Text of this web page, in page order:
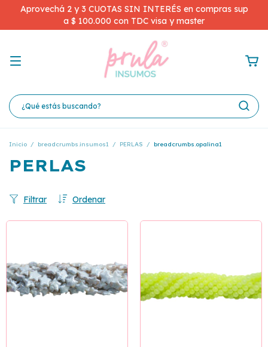
Aprovechá 2 y 3 CUOTAS SIN INTERÉS en compras sup
a $ 100.000 con TDC visa y master
Inicio / breadcrumbs.insumos1 / PERLAS / breadcrumbs.opalina1
PERLAS
Ordenar
Filtrar